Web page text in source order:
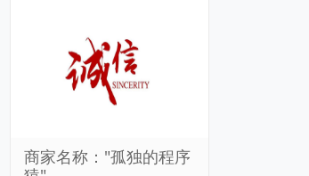
商家名称："孤独的程序